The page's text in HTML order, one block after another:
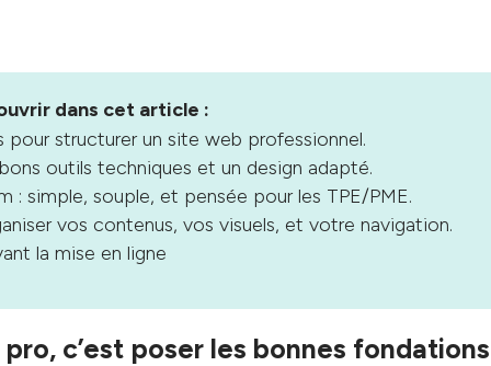
dans cet article :
structurer un site web professionnel.
outils techniques et un design adapté.
: simple, souple, et pensée pour les TPE/PME.
vos contenus, vos visuels, et votre navigation.
la mise en ligne
c’est poser les bonnes fondations